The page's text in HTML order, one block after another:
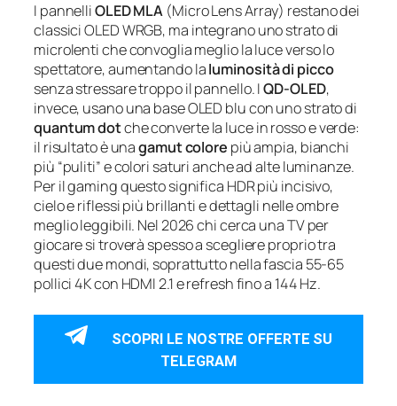
I pannelliOLED MLA (Micro Lens Array) restano dei
classici OLED WRGB, ma integrano uno strato di
microlenti che convoglia meglio la luce verso lo
spettatore, aumentando laluminosità di picco
senza stressare troppo il pannello. IQD‑OLED,
invece, usano una base OLED blu con uno strato di
quantum dotche converte la luce in rosso e verde:
il risultato è unagamut colore più ampia, bianchi
più “puliti” e colori saturi anche ad alte luminanze.
Per il gaming questo significa HDR più incisivo,
cielo e riflessi più brillanti e dettagli nelle ombre
meglio leggibili. Nel 2026 chi cerca una TV per
giocare si troverà spesso a scegliere proprio tra
questi due mondi, soprattutto nella fascia 55‑65
pollici 4K con HDMI 2.1 e refresh fino a 144 Hz.
SCOPRI LE NOSTRE OFFERTE SU
TELEGRAM